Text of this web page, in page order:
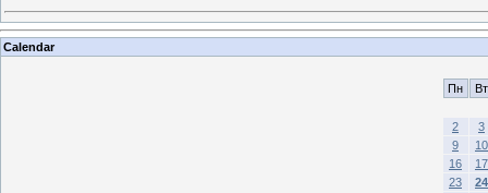
Calendar
Пн Вт
2
3
9
10
16
17
23
24